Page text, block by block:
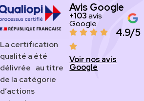
​​​La certification
qualité a été
délivrée au titre
de la catégorie
d’actions
Avis Google
+103avis
Google
4.9/5
Voir nos avis
Google